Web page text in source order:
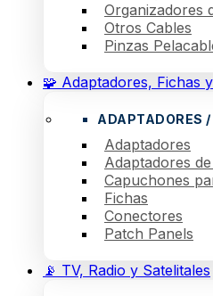
Organizadores
Otros Cables
Pinzas
🧩 Adaptadores, Fichas
ADAPTADORES
Adaptadores
Adaptadores
Capuchones
Fichas
Conectores
Patch Panels
📡 TV, Radio y Satelitales